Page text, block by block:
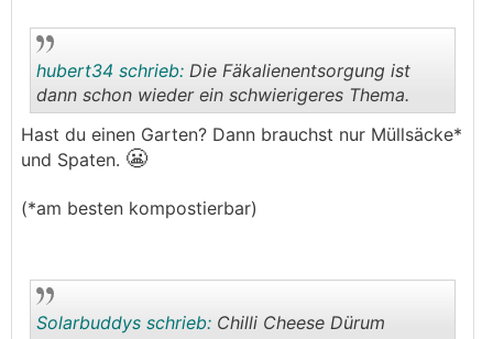
hubert34 schrieb: Die Fäkalienentsorgung ist
dann schon wieder ein schwierigeres Thema.
Hast du einen Garten? Dann brauchst nur Müllsäcke*
und Spaten. 😬
(*am besten kompostierbar)
Solarbuddys schrieb: Chilli Cheese Dürum